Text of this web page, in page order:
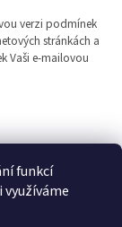
funkcí
verzi podmínek
stránkách a
Vaši e-mailovou